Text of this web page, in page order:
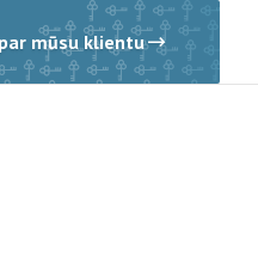
mūsu klientu
apakšizvēlni